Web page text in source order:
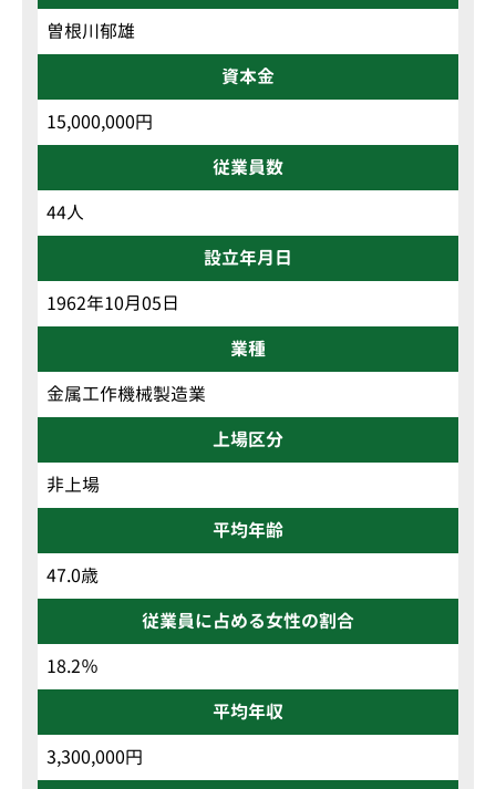
曽根川郁雄
資本金
15,000,000円
従業員数
44人
設立年月日
1962年10月05日
業種
金属工作機械製造業
上場区分
非上場
平均年齢
47.0歳
従業員に占める女性の割合
18.2％
平均年収
3,300,000円